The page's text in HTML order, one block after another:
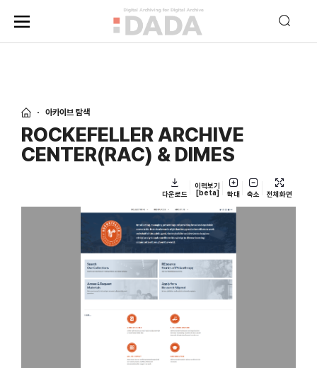
아카이브 탐색
ROCKEFELLER ARCHIVE
CENTER(RAC) & DIMES
다운로드
이력보기
[beta]
확대 축소 전체화면